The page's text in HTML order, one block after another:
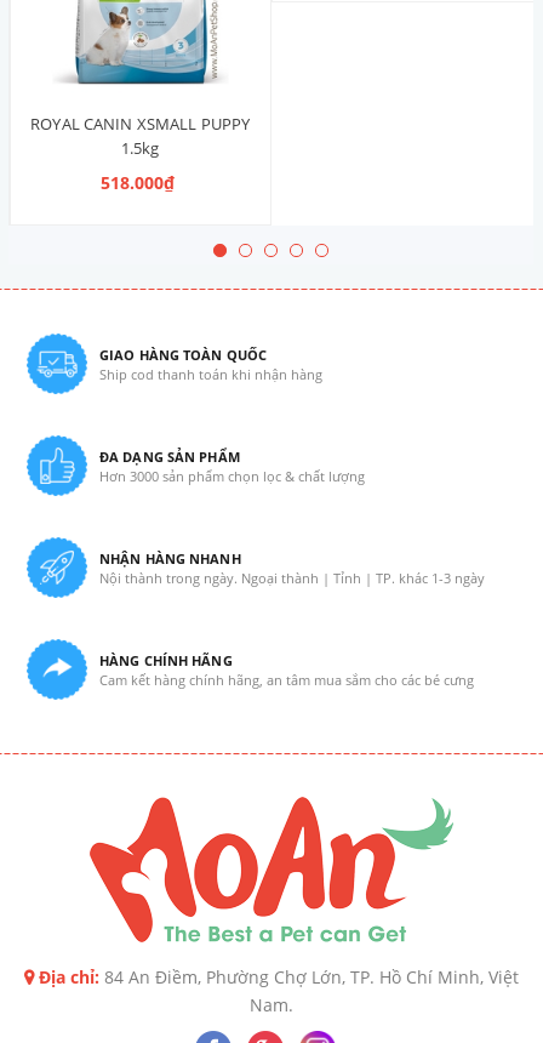
ROYAL CANIN XSMALL PUPPY
1.5kg
518.000₫
GIAO HÀNG TOÀN QUỐC
Ship cod thanh toán khi nhận hàng
ĐA DẠNG SẢN PHẨM
Hơn 3000 sản phẩm chọn lọc & chất lượng
NHẬN HÀNG NHANH
Nội thành trong ngày. Ngoại thành | Tỉnh | TP. khác 1-3 ngày
HÀNG CHÍNH HÃNG
Cam kết hàng chính hãng, an tâm mua sắm cho các bé cưng
Địa chỉ: 84 An Điềm, Phường Chợ Lớn, TP. Hồ Chí Minh, Việt
Nam.